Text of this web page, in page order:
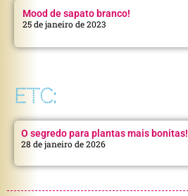
Mood de sapato branco!
25 de janeiro de 2023
ETC:
O segredo para plantas mais bonitas!
28 de janeiro de 2026